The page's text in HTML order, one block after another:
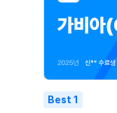
Best 1